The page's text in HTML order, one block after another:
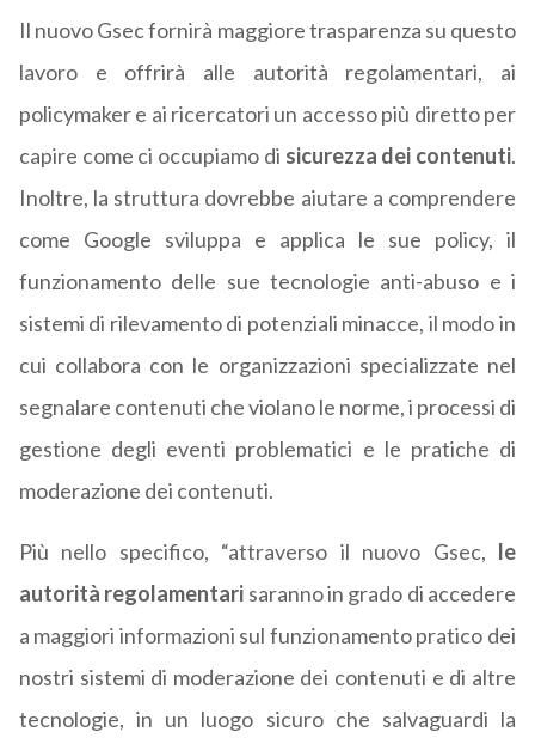
Il nuovo Gsec fornirà maggiore trasparenza su questo
lavoro e offrirà alle autorità regolamentari, ai
policymaker e ai ricercatori un accesso più diretto per
capire come ci occupiamo di sicurezza dei contenuti.
Inoltre, la struttura dovrebbe aiutare a comprendere
come Google sviluppa e applica le sue policy, il
funzionamento delle sue tecnologie anti-abuso e i
sistemi di rilevamento di potenziali minacce, il modo in
cui collabora con le organizzazioni specializzate nel
segnalare contenuti che violano le norme, i processi di
gestione degli eventi problematici e le pratiche di
moderazione dei contenuti.
Più nello specifico, “attraverso il nuovo Gsec, le
autorità regolamentari saranno in grado di accedere
a maggiori informazioni sul funzionamento pratico dei
nostri sistemi di moderazione dei contenuti e di altre
tecnologie, in un luogo sicuro che salvaguardi la